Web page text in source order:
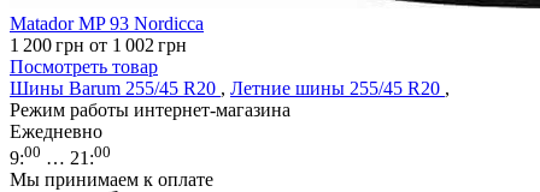
Matador MP 93 Nordicca
1 200грн от 1 002 грн
Посмотреть товар
Шины Barum 255/45 R20 , Летние шины 255/45 R20 ,
Режим работы интернет-магазина
Ежедневно
9:00 … 21 :00
Мы принимаем к оплате